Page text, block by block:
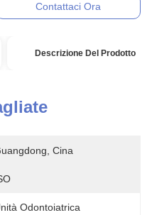
Contattaci Ora
Descrizione Del Prodotto
Cina
Odontoiatrica